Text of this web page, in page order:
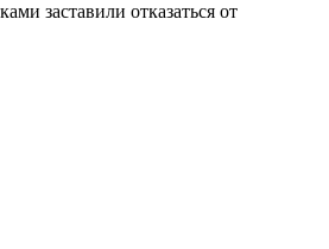
заставили отказаться от